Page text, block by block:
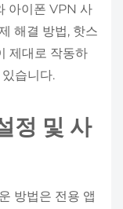
아이폰 VPN 사
해결 방법, 핫스
제대로 작동하
습니다.
정 및 사
방법은 전용 앱